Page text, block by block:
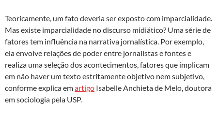
Teoricamente, um fato deveria ser exposto com imparcialidade.
Mas existe imparcialidade no discurso midiático? Uma série de
fatores tem influência na narrativa jornalística. Por exemplo,
ela envolve relações de poder entre jornalistas e fontes e
realiza uma seleção dos acontecimentos, fatores que implicam
em não haver um texto estritamente objetivo nem subjetivo,
conforme explica emartigo Isabelle Anchieta de Melo, doutora
em sociologia pela USP.